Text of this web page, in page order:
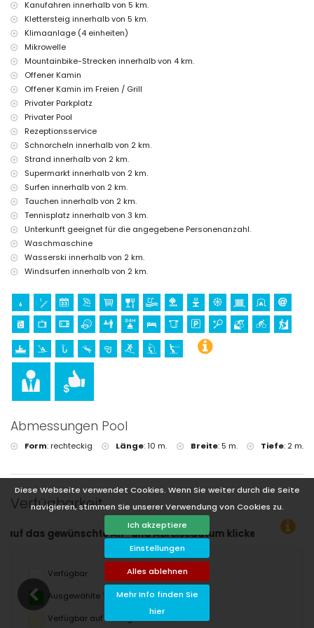
Diese Webseite verwendet Cookies. Wenn Sie weiter durch die Seite
navigieren, stimmen Sie unserer Verwendung von Cookies zu.
Ich akzeptiere
Einstellungen
Alles ablehnen
Mehr Info finden Sie
hier
Zusatzbett und Kinderbett (auf Anfrage)
Unterhaltungs- und Freizeitaktivitäten für Ihren Urlaub in Jávea,
Costa Blanca
(innerhalb von 5 Kilometern vom Haus)
Sehenswürdigkeiten und Kultur in Jávea, Costa Blanca
Museum (Histórico de Jávea), Kirche (Virgen de Loreto, Puerto, Jávea),
Ruine (Pueblo Histórico, Jávea), Denkmal (Molinos de Viento, Jávea),
Architektonisches Gebäude (Pueblo Histórico, Jávea), Historischer Ort
(Histórico und Jávea) (innerhalb von 5 Kilometern von der Unterkunft)
Unterkunft)
Sport
Tennis, Mountainbiking, Radfahren, Klettern, Kanufahren, Kajakfahren,
Angeln, Tauchen, Schnorcheln, Surfen, Windsurfen und Wasserski
(innerhalb von 5 Kilometern von der Villa)
Golf (Jávea Golf Club, Jávea) und Reiten (innerhalb von 10 Kilometern
Kanufahren innerhalb von 5 km.
Klettersteig innerhalb von 5 km.
Klimaanlage (4 einheiten)
Mikrowelle
Mountainbike-Strecken innerhalb von 4 km.
Offener Kamin
Offener Kamin im Freien / Grill
Privater Parkplatz
Privater Pool
Rezeptionsservice
Schnorcheln innerhalb von 2 km.
Strand innerhalb von 2 km.
Supermarkt innerhalb von 2 km.
Surfen innerhalb von 2 km.
Tauchen innerhalb von 2 km.
Tennisplatz innerhalb von 3 km.
Unterkunft geeignet für die angegebene Personenanzahl.
Waschmaschine
Wasserski innerhalb von 2 km.
Windsurfen innerhalb von 2 km.
Abmessungen Pool
Form:rechteckig Länge:10 m. Breite:5 m. Tiefe: 2 m.
Verfügbarkeit
Verfügbar
Ausgewählte Termine
Verfügbar auf Anfrage